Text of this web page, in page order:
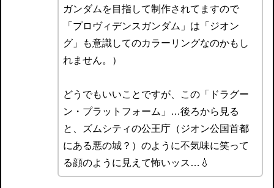
ガンダムを目指して制作されてますので
「プロヴィデンスガンダム」は「ジオン
グ」も意識してのカラーリングなのかもし
れません。）
どうでもいいことですが、この「ドラグー
ン・プラットフォーム」…後ろから見る
と、ズムシティの公王庁（ジオン公国首都
にある悪の城？）のように不気味に笑って
る顔のように見えて怖いッス…💧